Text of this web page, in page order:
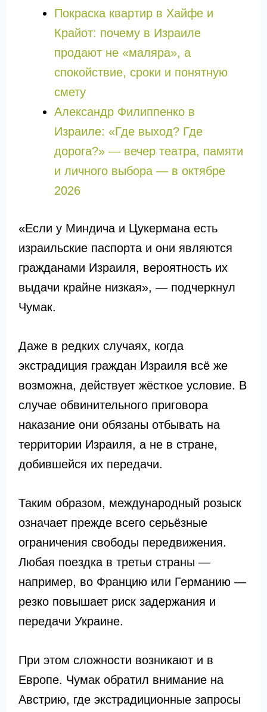
Покраска квартир в Хайфе и
Крайот: почему в Израиле
продают не «маляра», а
спокойствие, сроки и понятную
смету
Александр Филиппенко в
Израиле: «Где выход? Где
дорога?» — вечер театра, памяти
и личного выбора — в октябре
2026
«Если у Миндича и Цукермана есть
израильские паспорта и они являются
гражданами Израиля, вероятность их
выдачи крайне низкая», — подчеркнул
Чумак.
Даже в редких случаях, когда
экстрадиция граждан Израиля всё же
возможна, действует жёсткое условие. В
случае обвинительного приговора
наказание они обязаны отбывать на
территории Израиля, а не в стране,
добившейся их передачи.
Таким образом, международный розыск
означает прежде всего серьёзные
ограничения свободы передвижения.
Любая поездка в третьи страны —
например, во Францию или Германию —
резко повышает риск задержания и
передачи Украине.
При этом сложности возникают и в
Европе. Чумак обратил внимание на
Австрию, где экстрадиционные запросы